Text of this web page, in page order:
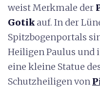
weist Merkmale der
Gotik auf. In der
Spitzbogenportals
Heiligen Paulus und
eine kleine Statue
Schutzheiligen von